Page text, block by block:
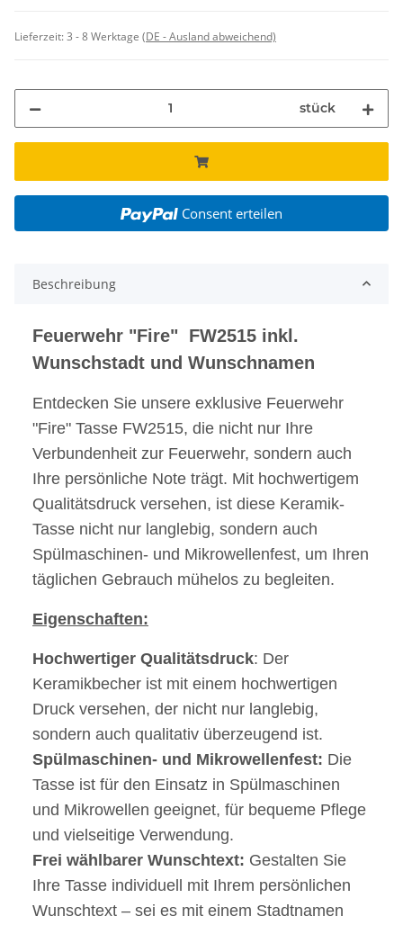
Lieferzeit:3 - 8 Werktage (DE - Ausland abweichend)
stück
Consent erteilen
Beschreibung
Feuerwehr "Fire" FW2515 inkl.
Wunschstadt und Wunschnamen
Entdecken Sie unsere exklusive Feuerwehr
"Fire" Tasse FW2515, die nicht nur Ihre
Verbundenheit zur Feuerwehr, sondern auch
Ihre persönliche Note trägt. Mit hochwertigem
Qualitätsdruck versehen, ist diese Keramik-
Tasse nicht nur langlebig, sondern auch
Spülmaschinen- und Mikrowellenfest, um Ihren
täglichen Gebrauch mühelos zu begleiten.
Eigenschaften:
Hochwertiger Qualitätsdruck: Der
Keramikbecher ist mit einem hochwertigen
Druck versehen, der nicht nur langlebig,
sondern auch qualitativ überzeugend ist.
Spülmaschinen- und Mikrowellenfest: Die
Tasse ist für den Einsatz in Spülmaschinen
und Mikrowellen geeignet, für bequeme Pflege
und vielseitige Verwendung.
Frei wählbarer Wunschtext: Gestalten Sie
Ihre Tasse individuell mit Ihrem persönlichen
Wunschtext – sei es mit einem Stadtnamen